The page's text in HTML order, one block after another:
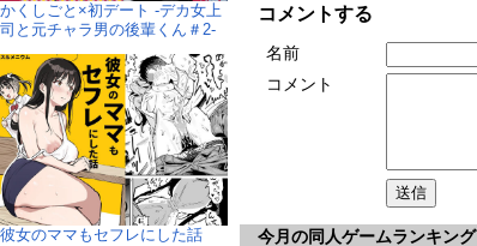
コメントする
名前
コメント
今月の同人ゲームランキング
かくしごと×初デート -デカ女上
司と元チャラ男の後輩くん＃2-
彼女のママもセフレにした話